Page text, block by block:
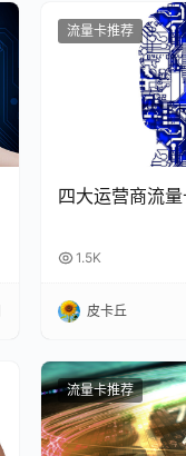
流量卡推荐
四大运营商流
1.5K
皮卡丘
流量卡推荐